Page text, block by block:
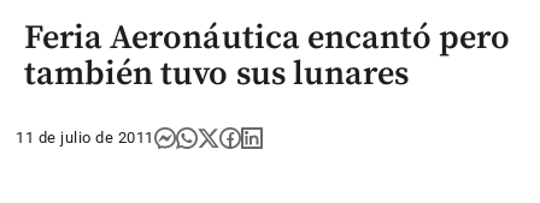
Feria Aeronáutica encantó pero
también tuvo sus lunares
11 de julio de 2011